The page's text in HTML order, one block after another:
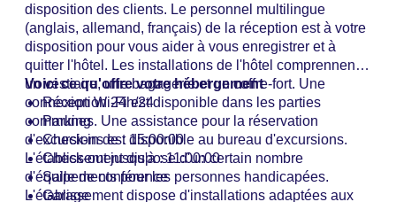
disposition des clients. Le personnel multilingue
(anglais, allemand, français) de la réception est à votre
disposition pour vous aider à vous enregistrer et à
quitter l'hôtel. Les installations de l'hôtel comprennent
un vestiaire, une bagagerie et un coffre-fort. Une
connexion Wi-Fi est disponible dans les parties
communes. Une assistance pour la réservation
d'excursions est disponible au bureau d'excursions.
L'établissement dispose d'un certain nombre
d'équipements pour les personnes handicapées.
L'établissement dispose d'installations adaptées aux
Voici ce qu'offre votre hébergement
Réception 24h/24
Parking
Check-in de : 15:00:00
Check-out jusqu'à : 11:00:00
Salle de conférence
Garage